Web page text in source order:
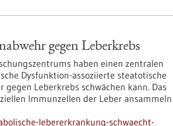
gegen Leberkrebs
haben einen zentralen
Dysfunktion-assoziierte steatotische
Leberkrebs schwächen kann. Das
Immunzellen der Leber ansammeln
lebererkrankung-schwaecht-